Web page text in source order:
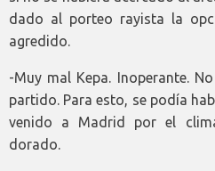
dado al porteo rayista la
agredido.
-Muy mal Kepa. Inoperante.
partido. Para esto, se podía
venido a Madrid por el
dorado.